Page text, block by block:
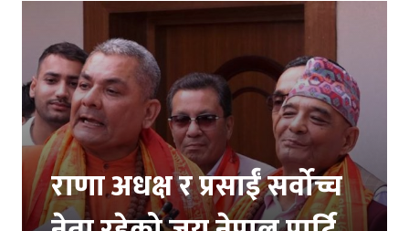
राणा अधक्ष र प्रसाईं सर्वोच्च